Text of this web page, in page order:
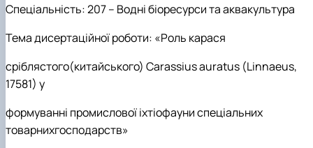
Спеціальність: 207 – Водні біоресурси та аквакультура
Тема дисертаційної роботи: «Роль карася
сріблястого(китайського) Carassiusauratus (Linnaeus,
17581) у
формуванні промислової іхтіофауни спеціальних
товарнихгосподарств»